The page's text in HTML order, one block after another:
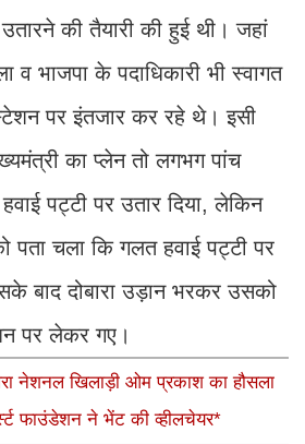
की तैयारी की हुई थी। जहां
भाजपा के पदाधिकारी भी स्वागत
पर इंतजार कर रहे थे। इसी
का प्लेन तो लगभग पांच
पट्टी पर उतार दिया, लेकिन
पता चला कि गलत हवाई पट्टी पर
बाद दोबारा उड़ान भरकर उसको
पर लेकर गए।
नेशनल खिलाड़ी ओम प्रकाश का हौसला
फाउंडेशन ने भेंट की व्हीलचेयर*